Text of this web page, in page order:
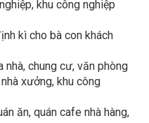
kì cho bà con khách
chung cư, văn phòng
xưởng, khu công
ăn, quán cafe nhà hàng,
Phượng
gậy tại nhà giá rẻ tại